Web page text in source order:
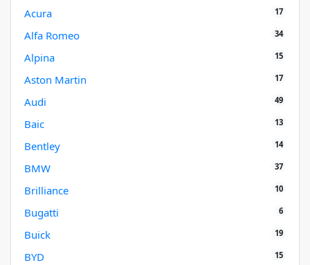
Acura 17
Alfa Romeo 34
Alpina 15
Aston Martin 17
Audi 49
Baic 13
Bentley 14
BMW 37
Brilliance 10
Bugatti 6
Buick 19
BYD 15